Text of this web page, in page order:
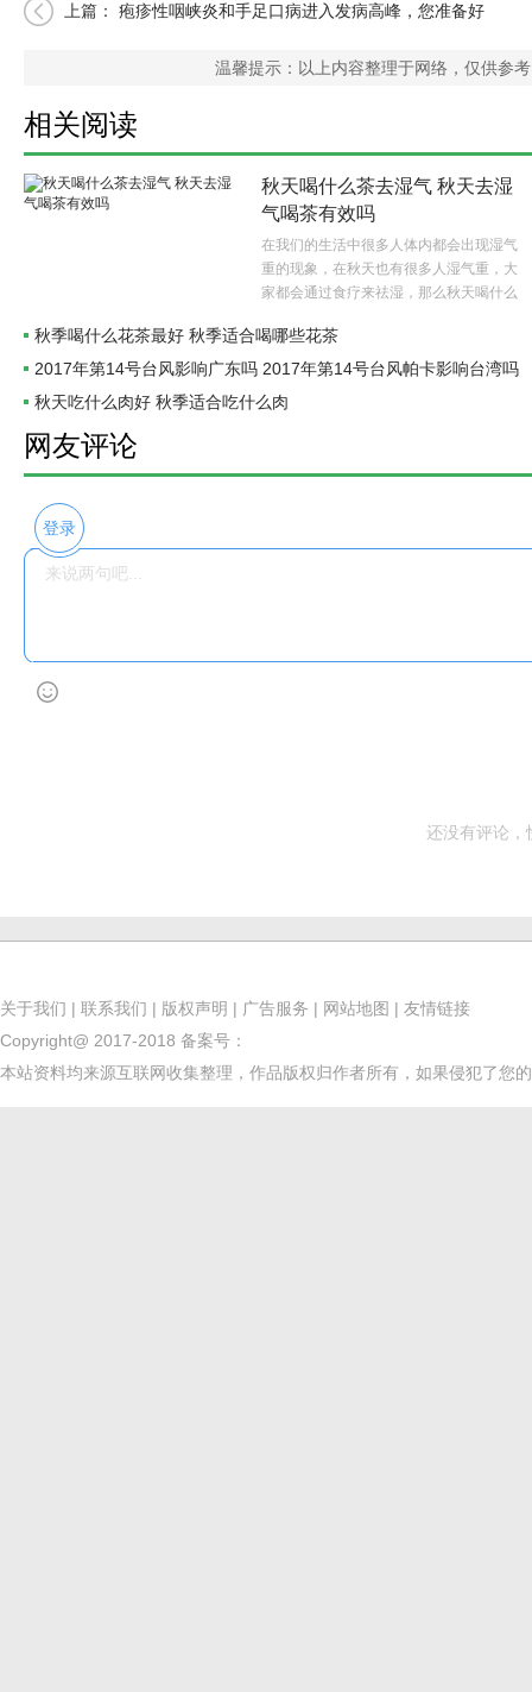
上篇： 疱疹性咽峡炎和手足口病进入发病高峰，您准备好
温馨提示：以上内容整理于网络，仅供参
相关阅读
秋天喝什么茶去湿气 秋天去湿
气喝茶有效吗
在我们的生活中很多人体内都会出现湿气
重的现象，在秋天也有很多人湿气重，大
家都会通过食疗来祛湿，那么秋天喝什么
秋季喝什么花茶最好 秋季适合喝哪些花茶
2017年第14号台风影响广东吗 2017年第14号台风帕卡影响台湾吗
秋天吃什么肉好 秋季适合吃什么肉
网友评论
登录
还没有评论，
关于我们 | 联系我们 | 版权声明 | 广告服务 | 网站地图 | 友情链接
Copyright@ 2017-2018 备案号：
本站资料均来源互联网收集整理，作品版权归作者所有，如果侵犯了您